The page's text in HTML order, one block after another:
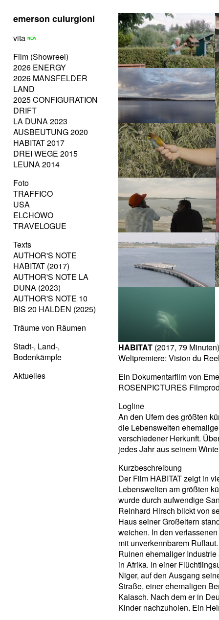
emerson culurgioni
vita
Film (Showreel)
2026 ENERGY
2026 MANSFELDER
LAND
2025 CONFIGURATION
DRIFT
LA DUNA 2023
AUSBEUTUNG 2020
HABITAT 2017
DREI WEGE 2015
LEUNA 2014
Foto
TRAFFICO
USA
ELCHOWO
TRAVELOGUE
Texts
AUTHOR'S NOTE
HABITAT (2017)
AUTHOR'S NOTE LA
DUNA (2023)
AUTHOR'S NOTE 10
BIS 20 HALDEN (2025)
Träume von Räumen
Stadt-, Land-,
Bodenkämpfe
Aktuelles
HABITAT (2017, 79 Minuten)
Weltpremiere: Vision du
Ein Dokumentarfilm von
ROSENPICTURES
Logline
An den Ufern des größten
die Lebenswelten
verschiedener Herkunft.
jedes Jahr aus seinem
Kurzbeschreibung
Der Film HABITAT zeigt in
Lebenswelten am größten
wurde durch aufwendige
Reinhard Hirsch blickt von
Haus seiner Großeltern
weichen. In den
mit unverkennbarem
Ruinen ehemaliger
in Afrika. In einer
Niger, auf den Ausgang
Straße, einer ehemaligen
Kalasch. Nach dem er in
Kinder nachzuholen. Ein